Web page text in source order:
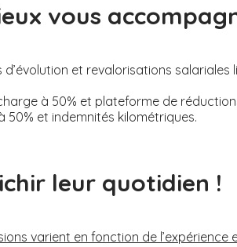
vous
et revalorisations salariales
à 50% et plateforme de
et indemnités kilométriques.
leur quotidien !
varient en fonction de